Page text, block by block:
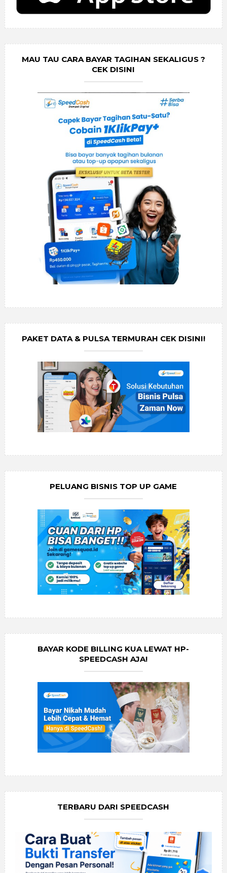
MAU TAU CARA BAYAR TAGIHAN SEKALIGUS ?
CEK DISINI
PAKET DATA & PULSA TERMURAH CEK DISINI!
PELUANG BISNIS TOP UP GAME
BAYAR KODE BILLING KUA LEWAT HP-
SPEEDCASH AJA!
TERBARU DARI SPEEDCASH